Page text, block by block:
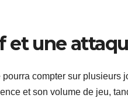
et une
compter sur
et son volume de jeu,